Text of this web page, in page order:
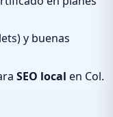
y buenas
SEO local en Col.